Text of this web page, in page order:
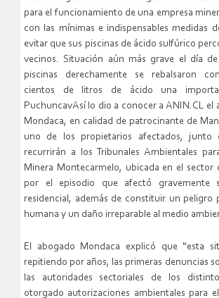
para el funcionamiento de una empresa
con las mínimas e indispensables medidas
evitar que sus piscinas de ácido sulfúrico
vecinos. Situación aún más grave el día
piscinas derechamente se rebalsaron
cientos de litros de ácido una
PuchuncavAsí lo dio a conocer a ANIN.CL el
Mondaca, en calidad de patrocinante de
uno de los propietarios afectados, junto
recurrirán a los Tribunales Ambientales
Minera Montecarmelo, ubicada en el sector
por el episodio que afectó gravemente
residencial, además de constituir un peligro
humana y un daño irreparable al medio
El abogado Mondaca explicó que “esta
repitiendo por años, las primeras denuncias
las autoridades sectoriales de los
otorgado autorizaciones ambientales para